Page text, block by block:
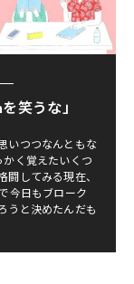
笑うな」
いつつなんともな
く覚えたいくつ
してみる現在、
今日もブローク
うと決めたんだも